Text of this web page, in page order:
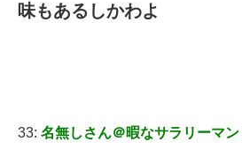
味もあるしかわよ
33: 名無しさん＠暇なサラリーマン